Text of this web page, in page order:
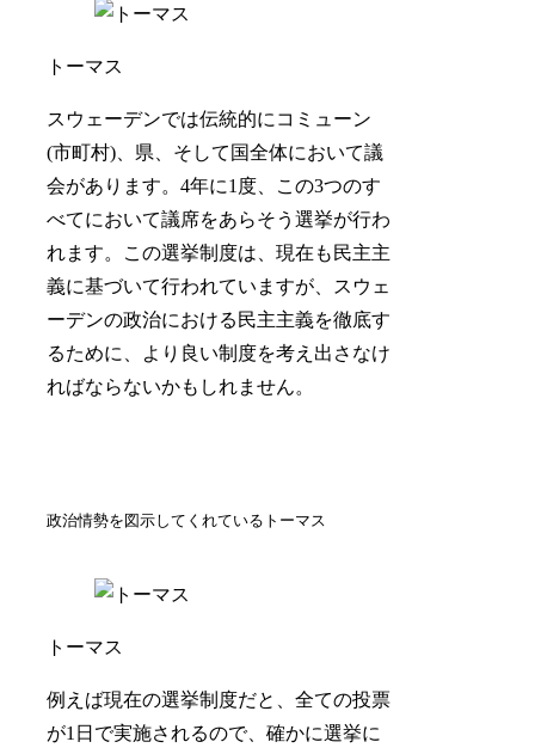
トーマス
スウェーデンでは伝統的にコミューン
(市町村)、県、そして国全体において議
会があります。4年に1度、この3つのす
べてにおいて議席をあらそう選挙が行わ
れます。この選挙制度は、現在も民主主
義に基づいて行われていますが、スウェ
ーデンの政治における民主主義を徹底す
るために、より良い制度を考え出さなけ
ればならないかもしれません。
政治情勢を図示してくれているトーマス
トーマス
例えば現在の選挙制度だと、全ての投票
が1日で実施されるので、確かに選挙に